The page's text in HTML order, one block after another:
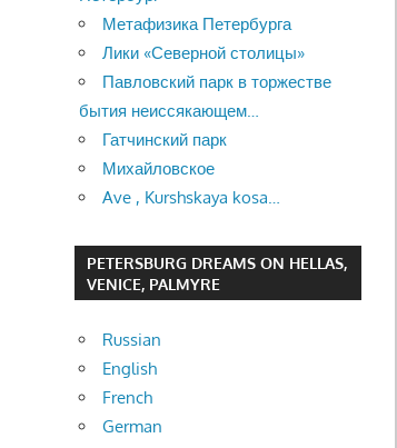
Метафизика Петербурга
Лики «Северной столицы»
Павловский парк в торжестве
бытия неиссякающем…
Гатчинский парк
Михайловское
Ave , Kurshskaya kosa…
PETERSBURG DREAMS ON HELLAS,
VENICE, PALMYRE
Russian
English
French
German